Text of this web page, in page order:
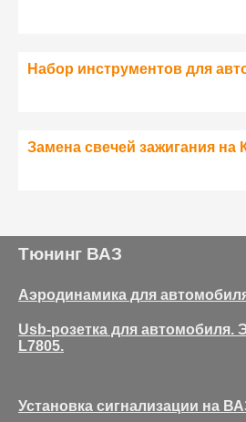
Набор инструментов для
Замена свечей зажигания на
Тюнинг ВАЗ
Аэродинамика для
Usb-розетка для автомобиля.
L7805.
Установка сигнализации на